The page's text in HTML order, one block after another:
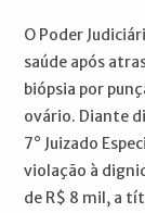
O Poder
saúde após
biópsia por
ovário. Diante
7° Juizado
violação à
de R$ 8 mil, a